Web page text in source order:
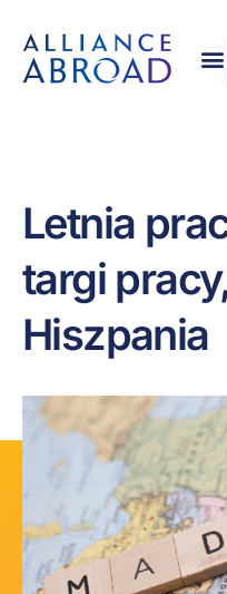
treści
treści
Letnia
targi
Hiszpania